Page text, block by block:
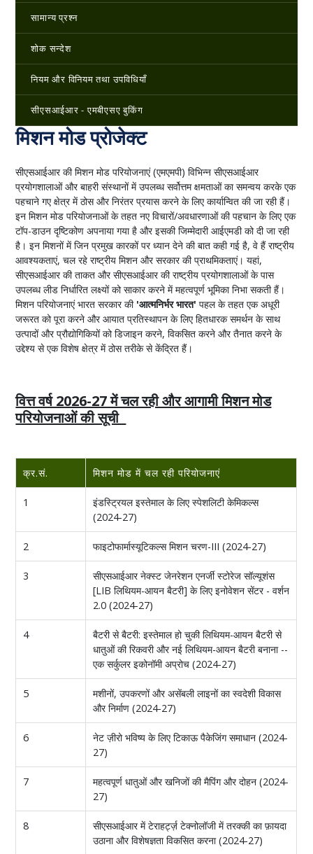
सामान्य प्रश्न
शोक सन्देश
नियम और विनियम तथा उपविधियाँ
सीएसआईआर - एमबीएसए बुकिंग
मिशन मोड प्रोजेक्ट
सीएसआईआर की मिशन मोड परियोजनाएं (एमएमपी) विभिन्न सीएसआईआर
प्रयोगशालाओं और बाहरी संस्थानों में उपलब्ध सर्वोत्तम क्षमताओं का समन्वय करके एक
पहचाने गए क्षेत्र में ठोस और निरंतर प्रयास करने के लिए कार्यान्वित की जा रही हैं।
इन मिशन मोड परियोजनाओं के तहत नए विचारों/अवधारणाओं की पहचान के लिए एक
टॉप-डाउन दृष्टिकोण अपनाया गया है और इसकी जिम्मेदारी आईएमडी को दी जा रही
है। इन मिशनों में जिन प्रमुख कारकों पर ध्यान देने की बात कही गई है, वे हैं राष्ट्रीय
आवश्यकताएं, चल रहे राष्ट्रीय मिशन और सरकार की प्राथमिकताएं। यहां,
सीएसआईआर की ताकत और सीएसआईआर की राष्ट्रीय प्रयोगशालाओं के पास
उपलब्ध लीड निर्धारित लक्ष्यों को साकार करने में महत्वपूर्ण भूमिका निभा सकती हैं।
मिशन परियोजनाएं भारत सरकार की'आत्मनिर्भर भारत'पहल के तहत एक अधूरी
जरूरत को पूरा करने और आयात प्रतिस्थापन के लिए हितधारक समर्थन के साथ
उत्पादों और प्रौद्योगिकियों को डिजाइन करने, विकसित करने और तैनात करने के
उद्देश्य से एक विशेष क्षेत्र में ठोस तरीके से केंद्रित हैं।
वित्त वर्ष 2026-27 में चल रही और आगामी मिशन मोड
परियोजनाओं की सूची
क्र.सं. मिशन मोड में चल रही परियोजनाएं
1
इंडस्ट्रियल इस्तेमाल के लिए स्पेशलिटी केमिकल्स
(2024-27)
2 फाइटोफार्मास्यूटिकल्स मिशन चरण-III (2024-27)
3
सीएसआईआर नेक्स्ट जेनरेशन एनर्जी स्टोरेज सॉल्यूशंस
[LIB लिथियम-आयन बैटरी] के लिए इनोवेशन सेंटर - वर्शन
2.0 (2024-27)
4
बैटरी से बैटरी: इस्तेमाल हो चुकी लिथियम-आयन बैटरी से
धातुओं की रिकवरी और नई लिथियम-आयन बैटरी बनाना --
एक सर्कुलर इकोनॉमी अप्रोच (2024-27)
5
मशीनों, उपकरणों और असेंबली लाइनों का स्वदेशी विकास
और निर्माण (2024-27)
6
नेट ज़ीरो भविष्य के लिए टिकाऊ पैकेजिंग समाधान (2024-
27)
7
महत्वपूर्ण धातुओं और खनिजों की मैपिंग और दोहन (2024-
27)
8
सीएसआईआर में टेराहर्ट्ज़ टेक्नोलॉजी में तरक्की का फ़ायदा
उठाना और विशेषज्ञता विकसित करना (2024-27)